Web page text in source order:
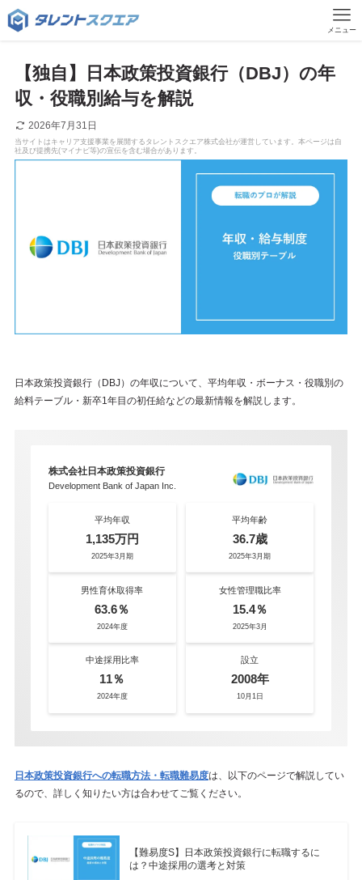
メニュー
【独自】日本政策投資銀行（DBJ）の年
収・役職別給与を解説
2026年7月31日
日本政策投資銀行（DBJ）の年収について、平均年収・ボーナス・役職別の
給料テーブル・新卒1年目の初任給などの最新情報を解説します。
株式会社日本政策投資銀行
Development Bank of Japan Inc.
平均年収
1,135万円
2025年3月期
平均年齢
36.7歳
2025年3月期
男性育休取得率
63.6％
2024年度
女性管理職比率
15.4％
2025年3月
中途採用比率
11％
2024年度
設立
2008年
10月1日
日本政策投資銀行への転職方法・転職難易度は、以下のページで解説してい
るので、詳しく知りたい方は合わせてご覧ください。
【難易度S】日本政策投資銀行に転職するに
は？中途採用の選考と対策